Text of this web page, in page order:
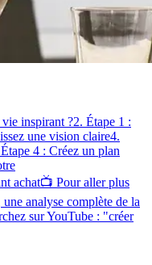
inspirant ?2. Étape 1 :
une vision claire4.
4 : Créez un plan
achat📺 Pour aller plus
analyse complète de la
sur YouTube : "créer